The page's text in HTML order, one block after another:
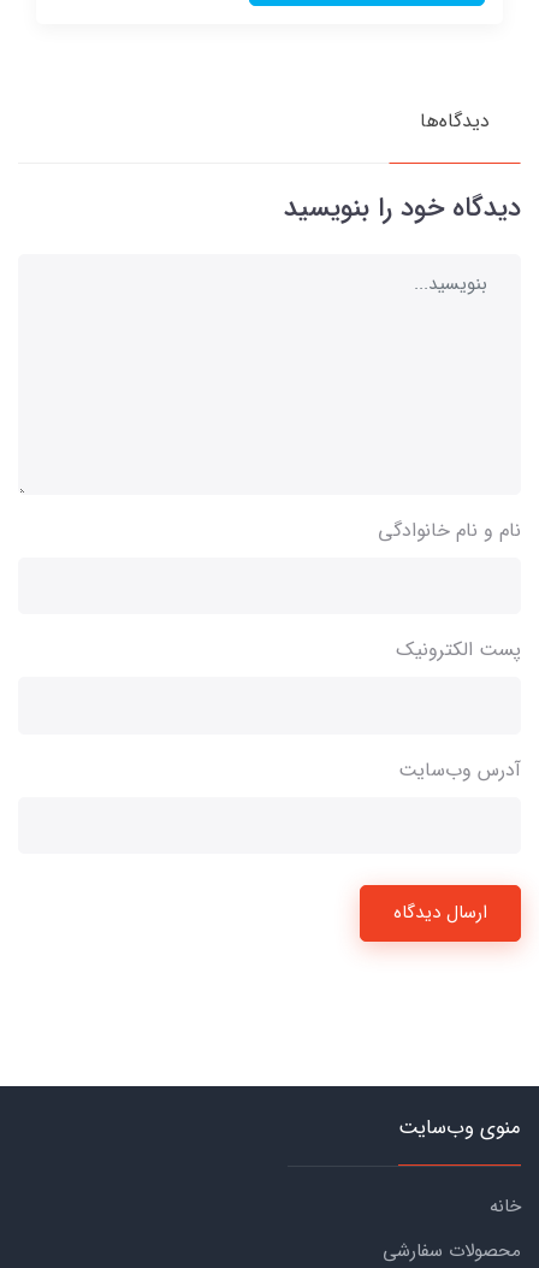
دیدگاه‌ها
دیدگاه خود را بنویسید
نام و نام خانوادگی
پست الکترونیک
آدرس وب‌سایت
ارسال دیدگاه
منوی وب‌سایت
خانه
محصولات سفارشی